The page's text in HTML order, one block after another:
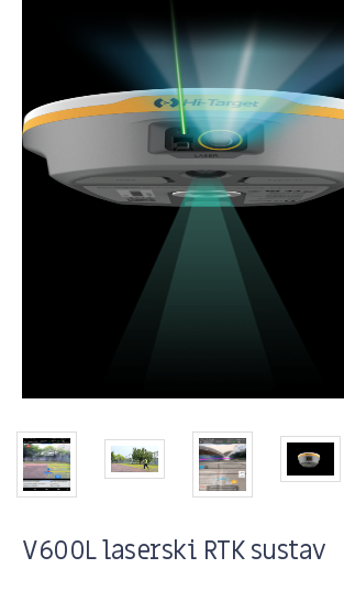
V600L laserski RTK sustav